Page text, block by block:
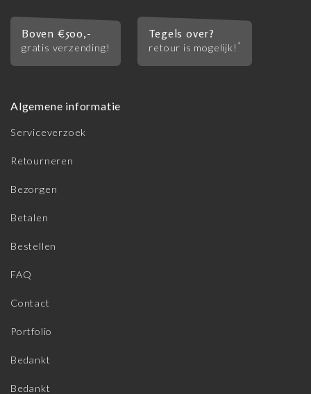
Boven €500,-
gratis verzending!
Tegels over?
retour is mogelijk! *
Algemene informatie
Serviceverzoek
Retourneren
Bezorgen
Betalen
Bestellen
FAQ
Contact
Portfolio
Bedankt
Bedankt